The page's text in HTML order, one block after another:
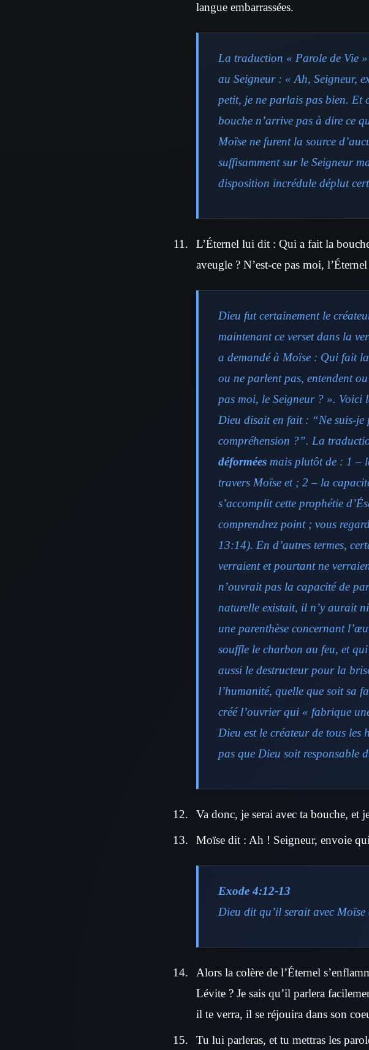
langue embarrassées.
La traduction « Parole de Vie
au Seigneur : « Ah, Seigneur,
petit, je ne parlais pas bien. Et
bouche n’arrive pas à dire ce
Moïse ne furent la source
suffisamment sur le Seigneur
disposition incrédule déplut
L’Éternel lui dit : Qui a fait la
aveugle ? N’est-ce pas moi, l’Éternel
Dieu fut certainement le
maintenant ce verset dans la
a demandé à Moïse : Qui fait
ou ne parlent pas, entendent
pas moi, le Seigneur ? ». Voici
Dieu disait en fait : “Ne suis-je
compréhension ?”. La
déformées mais plutôt de : 1 –
travers Moïse et ; 2 – la
s’accomplit cette prophétie
comprendrez point ; vous
13:14). En d’autres termes,
verraient et pourtant ne
n’ouvrait pas la capacité de
naturelle existait, il n’y aurait
une parenthèse concernant
souffle le charbon au feu, et
aussi le destructeur pour la
l’humanité, quelle que soit sa
créé l’ouvrier qui « fabrique
Dieu est le créateur de tous les
pas que Dieu soit responsable
Va donc, je serai avec ta bouche, et
Moïse dit : Ah ! Seigneur, envoie
Exode 4:12-13
Dieu dit qu’il serait avec
Alors la colère de l’Éternel
Lévite ? Je sais qu’il parlera
il te verra, il se réjouira dans son
Tu lui parleras, et tu mettras les